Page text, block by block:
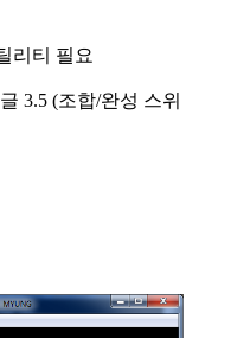
리티 필요
3.5 (조합/완성 스위